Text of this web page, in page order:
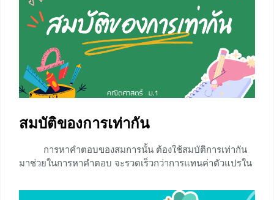
และ ตารางแจกแจงความถี่แบบไม่เป็นอันตรภาคชั้น การ
สร้างตารางแจกแจงความถี่ แบบไม่เป็นอันตรภาคชั้น การนำ
เสนอข้อมูลในรูปตารางแจกแจงความถี่ แบบไม่เป็น
อันตรภาคชั้น เหมาะสำหรับข้อมูลที่มีค่าจาการสังเกตไม่มาก
นักหรือไม่ซับซ้อน 1.
+1
สมบัติของการเท่ากัน
การหาคำตอบของสมการนั้น ต้องใช้สมบัติการเท่ากัน
มาช่วยในการหาคำตอบ จะรวดเร็วกว่าการแทนค่าตัวแปรใน
สมมาตร สมบัติถ่ายทอด สมบัติการบวก และสมบัติการคูณ